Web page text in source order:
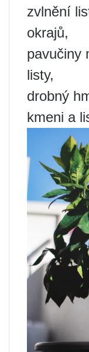
zvlnění
okrajů,
pavučiny
listy,
drobný
kmeni a